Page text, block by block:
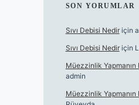
SON YORUMLAR
Sıvı Debisi Nediriçin
Sıvı Debisi Nediriçin
Müezzinlik
admin
Müezzinlik